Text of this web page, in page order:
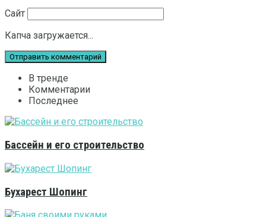
Сайт
Капча загружается...
В тренде
Комментарии
Последнее
Бассейн и его строительство
Бухарест Шопинг